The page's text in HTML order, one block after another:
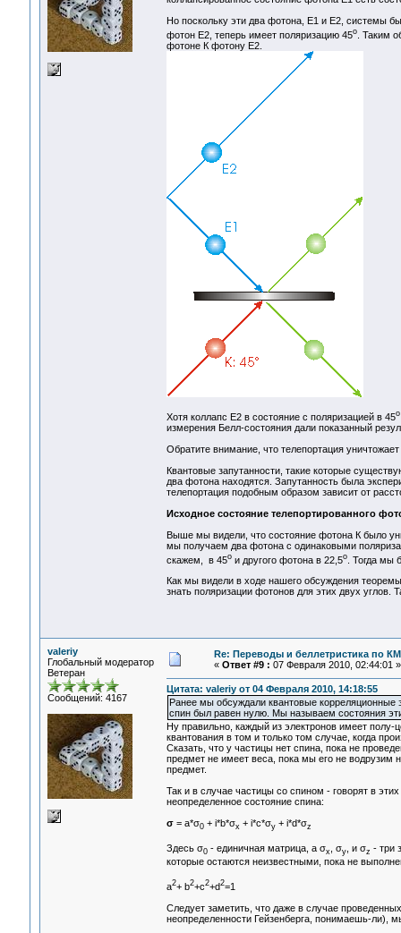
Но поскольку эти два фотона, E1 и E2, системы
фотон E2, теперь имеет поляризацию 45o. Таким
фотоне К фотону E2.
Хотя коллапс Е2 в состояние с поляризацией в 45o
измерения Белл-состояния дали показанный
Обратите внимание, что телепортация
Квантовые запутанности, такие которые
два фотона находятся. Запутанность была
телепортация подобным образом зависит от
Исходное состояние телепортированного
Выше мы видели, что состояние фотона К было
мы получаем два фотона с одинаковыми
скажем, в 45oи другого фотона в 22,5o. Тогда мы
Как мы видели в ходе нашего обсуждения
знать поляризации фотонов для этих двух углов.
valeriy
Глобальный модератор
Ветеран
Сообщений: 4167
Re: Переводы и беллетристика по КМ
« Ответ #9 : 07 Февраля 2010, 02:44:01 »
Цитата: valeriy от 04 Февраля 2010, 14:18:55
Ранее мы обсуждали квантовые
спин был равен нулю. Мы называем состояния
Ну правильно, каждый из электронов имеет полу-
квантования в том и только том случае, когда
Сказать, что у частицы нет спина, пока не
предмет не имеет веса, пока мы его не водрузим
предмет.
Так и в случае частицы со спином - говорят в
неопределенное состояние спина:
σ= a*σ0+ i*b*σx + i*c*σy+ i*d*σz
Здесь σ0- единичная матрица, а σx , σy, и σz - три
которые остаются неизвестными, пока не
a2+ b2+c2+d2=1
Следует заметить, что даже в случае
неопределенности Гейзенберга, понимаешь-ли),